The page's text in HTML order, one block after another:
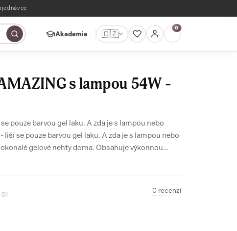
Akademie 🇨🇿
0
s lampou 54W -
pouze barvou gel laku. A zda je s lampou nebo
liší se pouze barvou gel laku. A zda je s lampou nebo
gelové nehty doma. Obsahuje výkonnou
odstíny růžové a červené, base, top i péči.
0 recenzí